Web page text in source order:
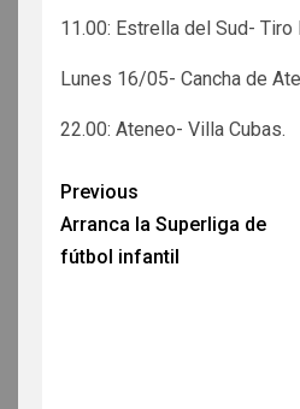
11.00: Estrella del Sud- Tiro
Lunes 16/05- Cancha de
22.00: Ateneo- Villa Cubas.
Previous
Arranca la Superliga de
fútbol infantil